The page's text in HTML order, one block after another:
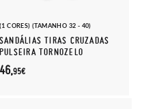
(1 CORES) (TAMANHO 32 - 40)
SANDÁLIAS TIRAS CRUZADAS
PULSEIRA TORNOZELO
46,95€